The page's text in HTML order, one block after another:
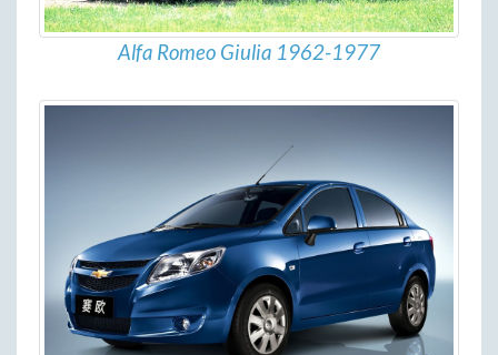
Alfa Romeo Giulia 1962-1977